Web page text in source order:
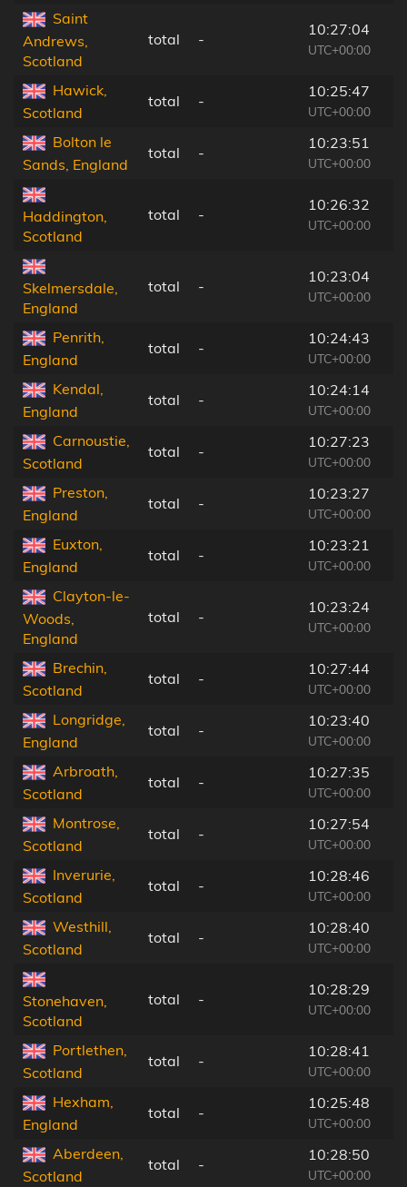
Saint
Andrews,
Scotland
total -
10:27:04
UTC+00:00
Hawick,
Scotland
total -
10:25:47
UTC+00:00
Bolton le
Sands, England
total -
10:23:51
UTC+00:00
Haddington,
Scotland
total -
10:26:32
UTC+00:00
Skelmersdale,
England
total -
10:23:04
UTC+00:00
Penrith,
England
total -
10:24:43
UTC+00:00
Kendal,
England
total -
10:24:14
UTC+00:00
Carnoustie,
Scotland
total -
10:27:23
UTC+00:00
Preston,
England
total -
10:23:27
UTC+00:00
Euxton,
England
total -
10:23:21
UTC+00:00
Clayton-le-
Woods,
England
total -
10:23:24
UTC+00:00
Brechin,
Scotland
total -
10:27:44
UTC+00:00
Longridge,
England
total -
10:23:40
UTC+00:00
Arbroath,
Scotland
total -
10:27:35
UTC+00:00
Montrose,
Scotland
total -
10:27:54
UTC+00:00
Inverurie,
Scotland
total -
10:28:46
UTC+00:00
Westhill,
Scotland
total -
10:28:40
UTC+00:00
Stonehaven,
Scotland
total -
10:28:29
UTC+00:00
Portlethen,
Scotland
total -
10:28:41
UTC+00:00
Hexham,
England
total -
10:25:48
UTC+00:00
Aberdeen,
Scotland
total -
10:28:50
UTC+00:00